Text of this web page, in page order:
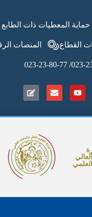
المعطيات ذات
القطاع المنصات
023-23-80-